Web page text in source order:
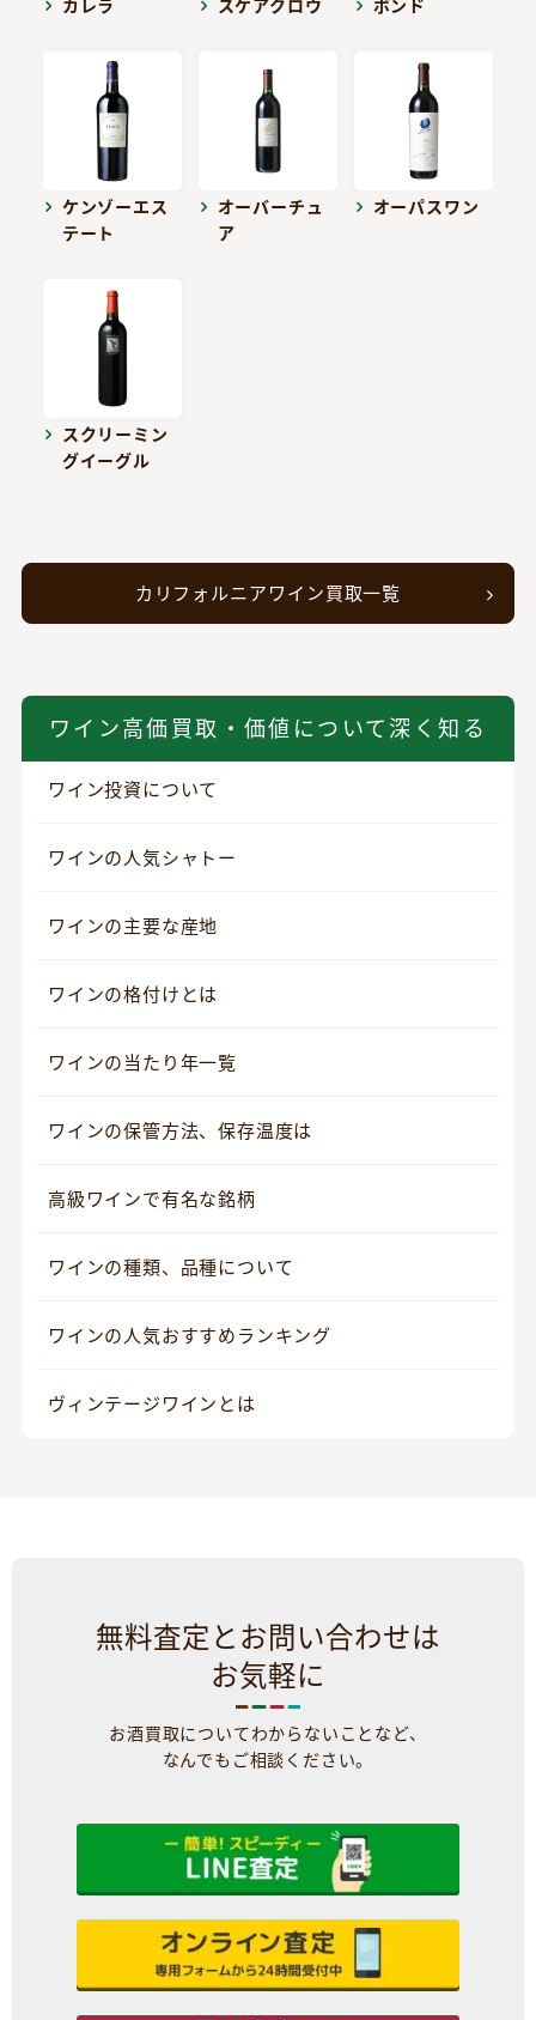
カレラ スケアクロウ ボンド
ケンゾーエス
テート
オーバーチュ
ア
オーパスワン
スクリーミン
グイーグル
カリフォルニアワイン買取一覧
ワイン高価買取・価値について深く知る
ワイン投資について
ワインの人気シャトー
ワインの主要な産地
ワインの格付けとは
ワインの当たり年一覧
ワインの保管方法、保存温度は
高級ワインで有名な銘柄
ワインの種類、品種について
ワインの人気おすすめランキング
ヴィンテージワインとは
無料査定とお問い合わせは
お気軽に
お酒買取についてわからないことなど、
なんでもご相談ください。